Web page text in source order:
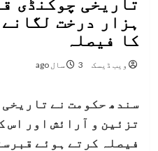
ہزار درخت
کا فیصلہ
ویب ڈیسک 3 سال ago
سندھ حکومت نے
تزئین و آرائش اور اس